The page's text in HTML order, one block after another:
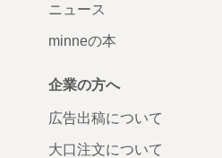
ニュース
minneの本
企業の方へ
広告出稿について
大口注文について